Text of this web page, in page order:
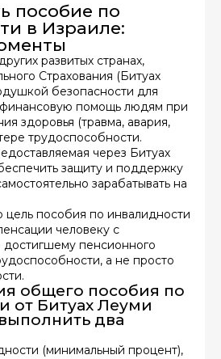
пособие по
в Израиле:
развитых странах,
Страхования (Битуах
безопасности для
финансовую помощь людям при
здоровья (травма, авария,
трудоспособности.
через Битуах
защиту и поддержку
зарабатывать на
цель пособия по инвалидности
человеку с
пенсионного
а не просто
общего пособия по
от Битуах Леуми
два
(минимальный процент),